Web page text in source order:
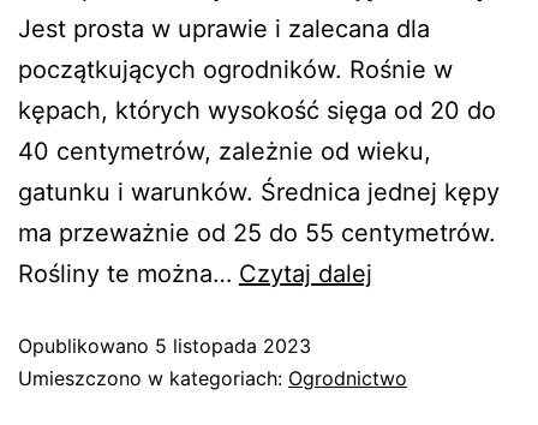
Jest prosta w uprawie i zalecana dla
początkujących ogrodników. Rośnie w
kępach, których wysokość sięga od 20 do
40 centymetrów, zależnie od wieku,
gatunku i warunków. Średnica jednej kępy
ma przeważnie od 25 do 55 centymetrów.
Rośliny te można… Czytaj dalej
Opublikowano 5 listopada 2023
Umieszczono w kategoriach: Ogrodnictwo